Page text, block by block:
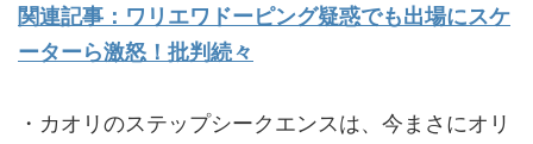
関連記事：ワリエワドーピング疑惑でも出場にスケ
ーターら激怒！批判続々
・カオリのステップシークエンスは、今まさにオリ